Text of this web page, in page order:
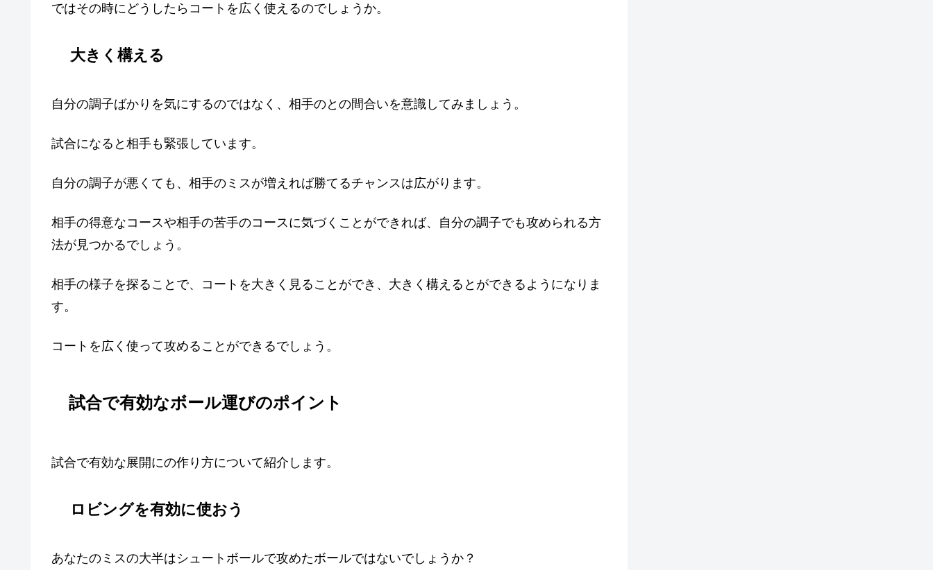
ではその時にどうしたらコートを広く使えるのでしょうか。
大きく構える
自分の調子ばかりを気にするのではなく、相手のとの間合いを意識してみましょう。
試合になると相手も緊張しています。
自分の調子が悪くても、相手のミスが増えれば勝てるチャンスは広がります。
相手の得意なコースや相手の苦手のコースに気づくことができれば、自分の調子でも攻められる方
法が見つかるでしょう。
相手の様子を探ることで、コートを大きく見ることができ、大きく構えるとができるようになりま
す。
コートを広く使って攻めることができるでしょう。
試合で有効なボール運びのポイント
試合で有効な展開にの作り方について紹介します。
ロビングを有効に使おう
あなたのミスの大半はシュートボールで攻めたボールではないでしょうか？